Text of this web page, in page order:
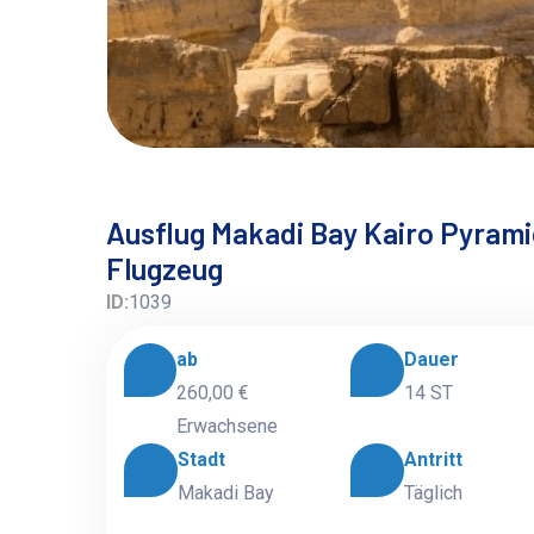
Ausflug Makadi Bay Kairo
Flugzeug
ID:1039
ab
260,00 €
Erwachsene
Dauer
14 ST
Stadt
Makadi Bay
Antritt
Täglich